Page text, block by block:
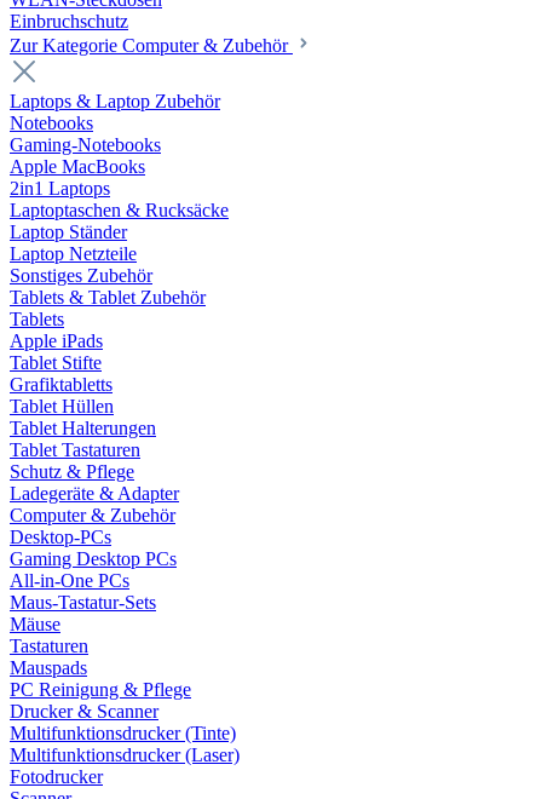
Einbruchschutz
Zur Kategorie Computer & Zubehör
Laptops & Laptop Zubehör
Notebooks
Gaming-Notebooks
Apple MacBooks
2in1 Laptops
Laptoptaschen & Rucksäcke
Laptop Ständer
Laptop Netzteile
Sonstiges Zubehör
Tablets & Tablet Zubehör
Tablets
Apple iPads
Tablet Stifte
Grafiktabletts
Tablet Hüllen
Tablet Halterungen
Tablet Tastaturen
Schutz & Pflege
Ladegeräte & Adapter
Computer & Zubehör
Desktop-PCs
Gaming Desktop PCs
All-in-One PCs
Maus-Tastatur-Sets
Mäuse
Tastaturen
Mauspads
PC Reinigung & Pflege
Drucker & Scanner
Multifunktionsdrucker (Tinte)
Multifunktionsdrucker (Laser)
Fotodrucker